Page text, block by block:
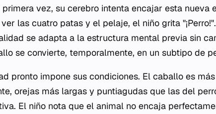
vez, su cerebro intenta encajar esta nueva
las cuatro patas y el pelaje, el niño grita
se adapta a la estructura mental previa sin
se convierte, temporalmente, en un subtipo de
pronto impone sus condiciones. El caballo es
orejas más largas y puntiagudas que las del
El niño nota que el animal no encaja